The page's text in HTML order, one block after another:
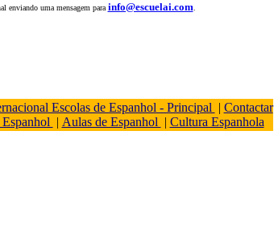
enviando uma mensagem para info@escuelai.com
Escolas de Espanhol - Principal | Contactar
| Aulas de Espanhol | Cultura Espanhola